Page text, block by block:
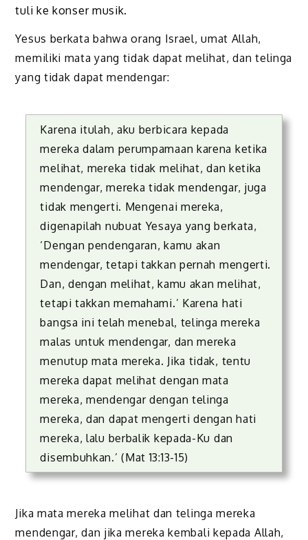
tuli ke konser musik.
Yesus berkata bahwa orang Israel, umat Allah,
memiliki mata yang tidak dapat melihat, dan telinga
yang tidak dapat mendengar:
Karena itulah, aku berbicara kepada
mereka dalam perumpamaan karena ketika
melihat, mereka tidak melihat, dan ketika
mendengar, mereka tidak mendengar, juga
tidak mengerti. Mengenai mereka,
digenapilah nubuat Yesaya yang berkata,
‘Dengan pendengaran, kamu akan
mendengar, tetapi takkan pernah mengerti.
Dan, dengan melihat, kamu akan melihat,
tetapi takkan memahami.’ Karena hati
bangsa ini telah menebal, telinga mereka
malas untuk mendengar, dan mereka
menutup mata mereka. Jika tidak, tentu
mereka dapat melihat dengan mata
mereka, mendengar dengan telinga
mereka, dan dapat mengerti dengan hati
mereka, lalu berbalik kepada-Ku dan
disembuhkan.’ (Mat 13:13-15)
Jika mata mereka melihat dan telinga mereka
mendengar, dan jika mereka kembali kepada Allah,